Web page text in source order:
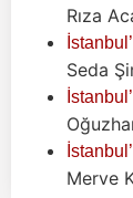
Rıza
Seda
Merve